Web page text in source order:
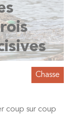
Chasse
coup sur coup